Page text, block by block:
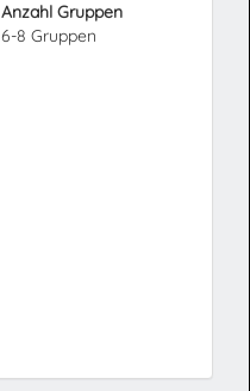
Anzahl Gruppen
6-8 Gruppen